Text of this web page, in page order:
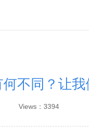
不同？让我
Views：3394